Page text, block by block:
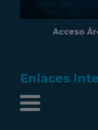
Acceso
Enlaces